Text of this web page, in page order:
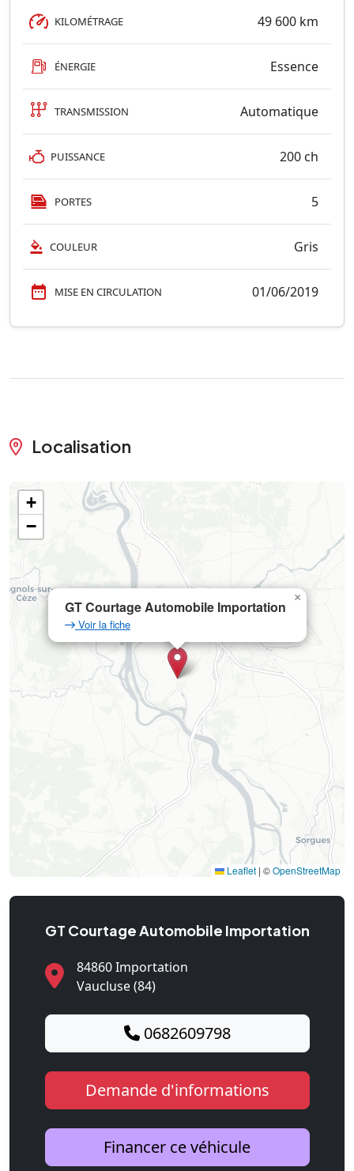
KILOMÉTRAGE 49 600 km
ÉNERGIE Essence
TRANSMISSION Automatique
PUISSANCE 200 ch
PORTES 5
COULEUR Gris
MISE EN CIRCULATION 01/06/2019
Localisation
GT Courtage Automobile Importation
Voir la fiche
×
+
−
Leaflet | ©OpenStreetMap
GT Courtage Automobile Importation
84860 Importation
Vaucluse (84)
0682609798
Demande d'informations
Financer ce véhicule